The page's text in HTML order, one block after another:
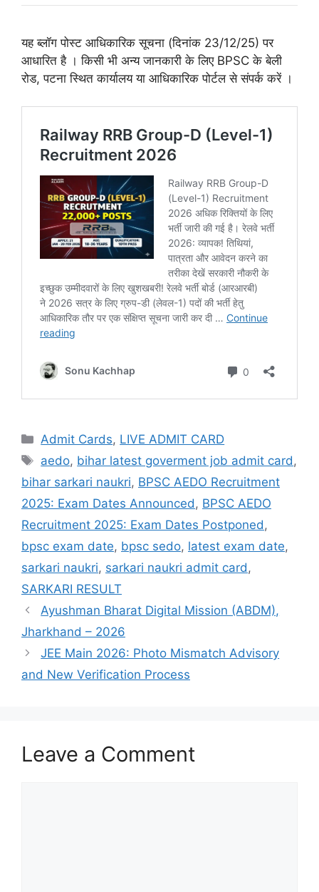
यह ब्लॉग पोस्ट आधिकारिक सूचना (दिनांक 23/12/25) पर
आधारित है ।किसी भी अन्य जानकारी के लिए BPSC के बेली
रोड, पटना स्थित कार्यालय या आधिकारिक पोर्टल से संपर्क करें ।
Admit Cards, LIVE ADMIT CARD
aedo, bihar latest goverment job admit card ,
bihar sarkari naukri, BPSC AEDO Recruitment
2025: Exam Dates Announced , BPSC AEDO
Recruitment 2025: Exam Dates Postponed ,
bpsc exam date, bpsc sedo, latest exam date,
sarkari naukri, sarkari naukri admit card ,
SARKARI RESULT
Ayushman Bharat Digital Mission (ABDM),
Jharkhand – 2026
JEE Main 2026: Photo Mismatch Advisory
and New Verification Process
Leave a Comment